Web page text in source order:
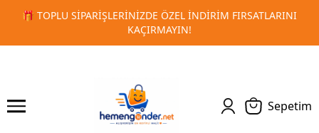
🚀 KURUMSAL PROMOSYON VE MATBAA
1 2
Sepetim